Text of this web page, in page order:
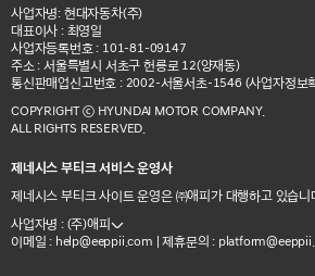
사업자명: 현대자동차(주)
대표이사 : 최영일
사업자등록번호 : 101-81-09147
주소 : 서울특별시 서초구 헌릉로 12(양재동)
통신판매업신고번호 : 2002-서울서초-1546 (사업자정보
COPYRIGHT ⓒ HYUNDAI MOTOR COMPANY.
ALL RIGHTS RESERVED.
제네시스 부티크 서비스 운영사
제네시스 부티크 사이트 운영은 ㈜애피가 대행하고 있습니
사업자명 : (주)애피
이메일 :
| 제휴문의 :